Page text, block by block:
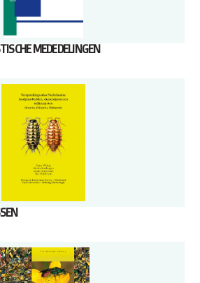
MEDEDELINGEN